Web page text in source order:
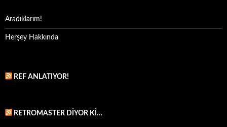
Aradıklarım!
Herşey Hakkında
REF ANLATIYOR!
RETROMASTER DIYOR KI…